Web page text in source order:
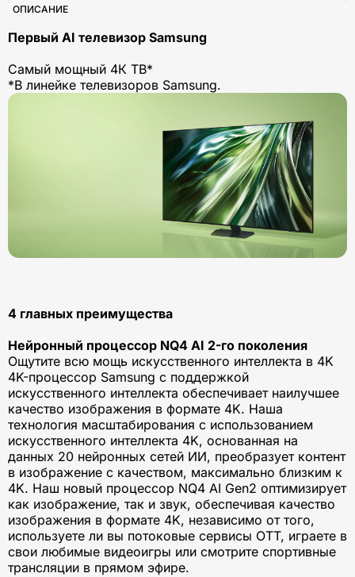
ОПИСАНИЕ
Первый AI телевизор Samsung
Самый мощный 4К ТВ*
*В линейке телевизоров Samsung.
4 главных преимущества
Нейронный процессор NQ4 AI 2-го поколения
Ощутите всю мощь искусственного интеллекта в 4K
4K-процессор Samsung с поддержкой
искусственного интеллекта обеспечивает наилучшее
качество изображения в формате 4K. Наша
технология масштабирования с использованием
искусственного интеллекта 4K, основанная на
данных 20 нейронных сетей ИИ, преобразует контент
в изображение с качеством, максимально близким к
4K. Наш новый процессор NQ4 AI Gen2 оптимизирует
как изображение, так и звук, обеспечивая качество
изображения в формате 4K, независимо от того,
используете ли вы потоковые сервисы OTT, играете в
свои любимые видеоигры или смотрите спортивные
трансляции в прямом эфире.